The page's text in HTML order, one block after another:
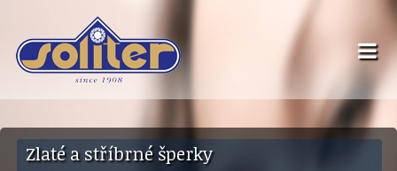
Zlaté a stříbrné šperky